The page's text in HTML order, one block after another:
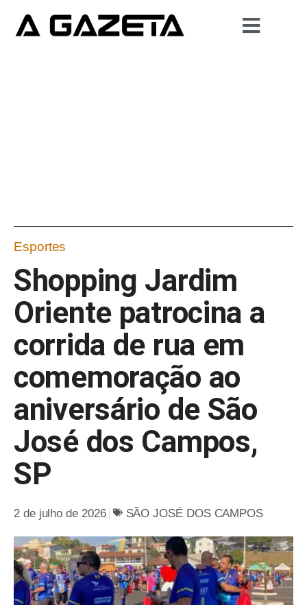
Esportes
Shopping Jardim
Oriente patrocina a
corrida de rua em
comemoração ao
aniversário de São
José dos Campos,
SP
2 de julho de 2026 SÃO JOSÉ DOS CAMPOS